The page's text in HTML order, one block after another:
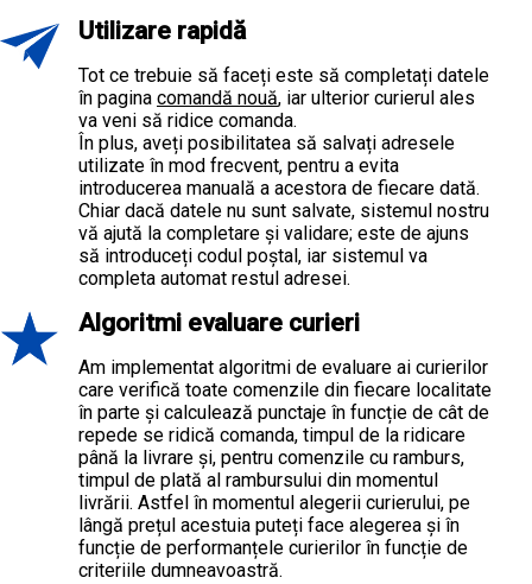
Utilizare rapidă
Tot ce trebuie să faceți este să completați datele
în pagina comandă nouă, iar ulterior curierul ales
va veni să ridice comanda.
În plus, aveți posibilitatea să salvați adresele
utilizate în mod frecvent, pentru a evita
introducerea manuală a acestora de fiecare dată.
Chiar dacă datele nu sunt salvate, sistemul nostru
vă ajută la completare și validare; este de ajuns
să introduceți codul poștal, iar sistemul va
completa automat restul adresei.
Algoritmi evaluare curieri
Am implementat algoritmi de evaluare ai curierilor
care verifică toate comenzile din fiecare localitate
în parte și calculează punctaje în funcție de cât de
repede se ridică comanda, timpul de la ridicare
până la livrare și, pentru comenzile cu ramburs,
timpul de plată al rambursului din momentul
livrării. Astfel în momentul alegerii curierului, pe
lângă prețul acestuia puteți face alegerea și în
funcție de performanțele curierilor în funcție de
criteriile dumneavoastră.